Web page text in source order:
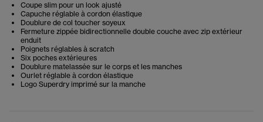
Coupe slim pour un look ajusté
Capuche réglable à cordon élastique
Doublure de col toucher soyeux
Fermeture zippée bidirectionnelle double couche avec zip extérieur
enduit
Poignets réglables à scratch
Six poches extérieures
Doublure matelassée sur le corps et les manches
Ourlet réglable à cordon élastique
Logo Superdry imprimé sur la manche